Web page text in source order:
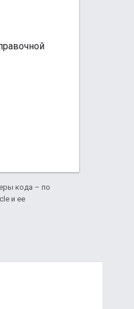
кода – по
и ее